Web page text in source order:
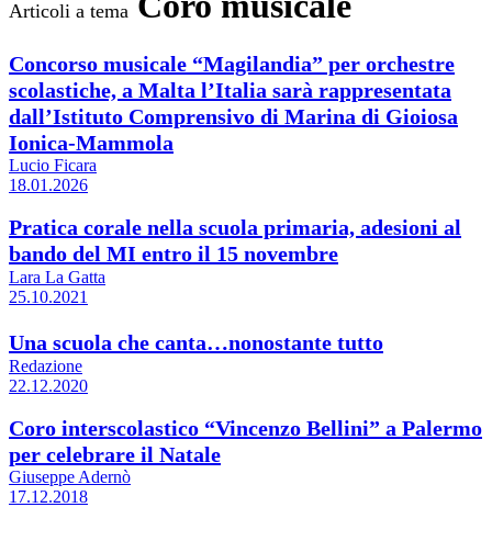
Articoli a tema
Concorso musicale “Magilandia” per orchestre
scolastiche, a Malta l’Italia sarà rappresentata
dall’Istituto Comprensivo di Marina di Gioiosa
Ionica-Mammola
Lucio Ficara
18.01.2026
Pratica corale nella scuola primaria, adesioni al
bando del MI entro il 15 novembre
Lara La Gatta
25.10.2021
Una scuola che canta…nonostante tutto
Redazione
22.12.2020
Coro interscolastico “Vincenzo Bellini” a Palermo
per celebrare il Natale
Giuseppe Adernò
17.12.2018